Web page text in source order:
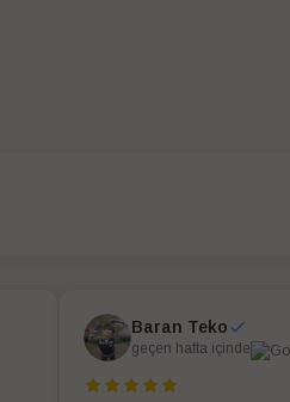
Baran Teko
geçen hafta içinde